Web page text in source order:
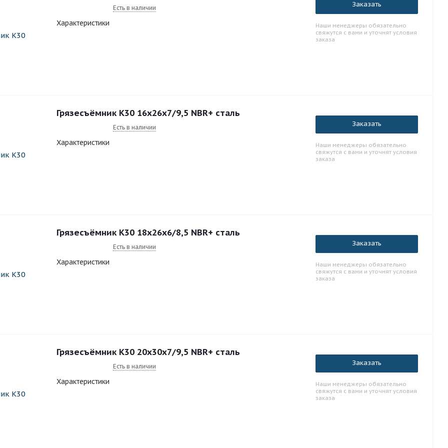
Есть в наличии
Характеристики
Заказать
Наши менеджеры обязательно
свяжутся с вами и уточнят условия
заказа
Грязесъёмник K30 16x26x7/9,5 NBR+ сталь
Есть в наличии
Характеристики
Заказать
Наши менеджеры обязательно
свяжутся с вами и уточнят условия
заказа
Грязесъёмник K30 18x26x6/8,5 NBR+ сталь
Есть в наличии
Характеристики
Заказать
Наши менеджеры обязательно
свяжутся с вами и уточнят условия
заказа
Грязесъёмник K30 20x30x7/9,5 NBR+ сталь
Есть в наличии
Характеристики
Заказать
Наши менеджеры обязательно
свяжутся с вами и уточнят условия
заказа